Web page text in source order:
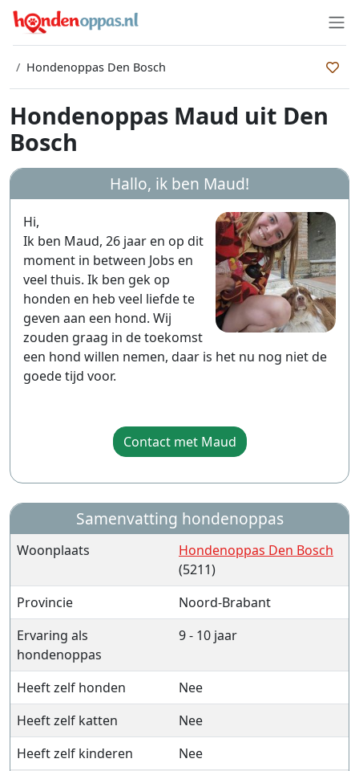
Hondenoppas Den Bosch
Hondenoppas Maud uit Den
Bosch
Hallo, ik ben Maud!
Hi,
Ik ben Maud, 26 jaar en op dit
moment in between Jobs en
veel thuis. Ik ben gek op
honden en heb veel liefde te
geven aan een hond. Wij
zouden graag in de toekomst
een hond willen nemen, daar is het nu nog niet de
goede tijd voor.
Contact met Maud
Samenvatting hondenoppas
Woonplaats
Hondenoppas Den Bosch
(5211)
Provincie
Noord-Brabant
Ervaring als
hondenoppas
9 - 10 jaar
Heeft zelf honden
Nee
Heeft zelf katten
Nee
Heeft zelf kinderen
Nee